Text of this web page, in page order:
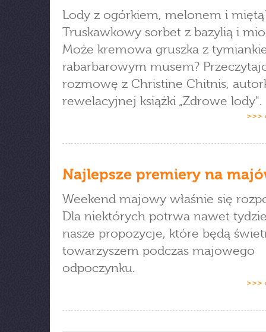
Lody z ogórkiem, melonem i
Truskawkowy sorbet z bazylią i
Może kremowa gruszka z
rabarbarowym musem?
rozmowę z Christine Chitnis,
rewelacyjnej książki „Zdrowe lody".
>>>
Najlepsze premiery na
Weekend majowy właśnie się
Dla niektórych potrwa nawet
nasze propozycje, które będą
towarzyszem podczas majowego
odpoczynku.
>>>